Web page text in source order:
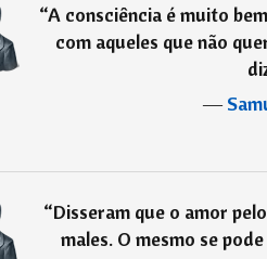
“A consciência é muito
com aqueles que não
―
“Disseram que o amor
males. O mesmo se